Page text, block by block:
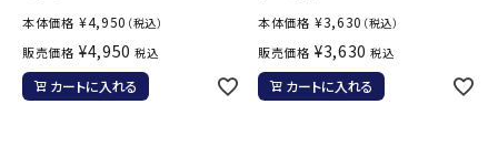
本体価格 ¥4,950 （税込）
販売価格 ¥4,950 税込
カートに入れる
本体価格 ¥3,630 （税込）
販売価格 ¥3,630 税込
カートに入れる